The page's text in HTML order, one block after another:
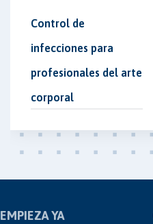
Control de
infecciones para
profesionales del arte
corporal
EMPIEZA YA